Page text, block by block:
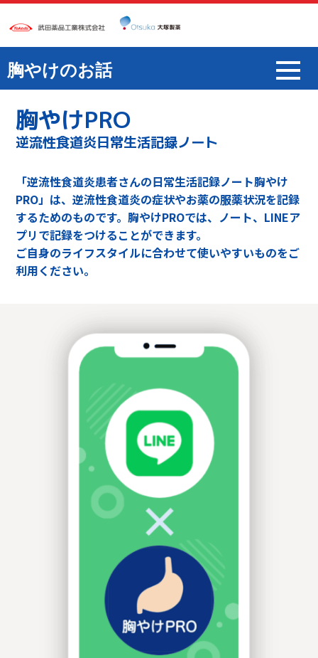
胸やけのお話
胸やけPRO
逆流性食道炎日常生活記録ノート
「逆流性食道炎患者さんの日常生活記録ノート胸やけ
PRO」は、逆流性食道炎の症状やお薬の服薬状況を記録
するためのものです。胸やけPROでは、ノート、LINEア
プリで記録をつけることができます。
ご自身のライフスタイルに合わせて使いやすいものをご
利用ください。